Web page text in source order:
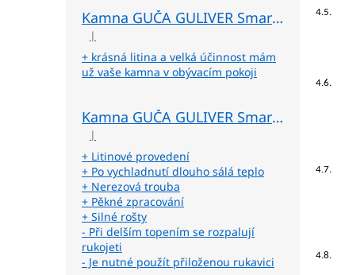
Kamna GUČA GULIVER Smart L levá - odlitek černá
Hodnocení produktu je 5 z 5 hvězdiček.
|
+ krásná litina a velká účinnost mám
už vaše kamna v obývacím pokoji
Kamna GUČA GULIVER Smart L levá - béžová
Hodnocení produktu je 5 z 5 hvězdiček.
|
+ Litinové provedení
+ Po vychladnutí dlouho sálá teplo
+ Nerezová trouba
+ Pěkné zpracování
+ Silné rošty
- Při delším topením se rozpalují
rukojeti
- Je nutné použít přiloženou rukavici
4.5.
4.6.
4.7.
4.8.